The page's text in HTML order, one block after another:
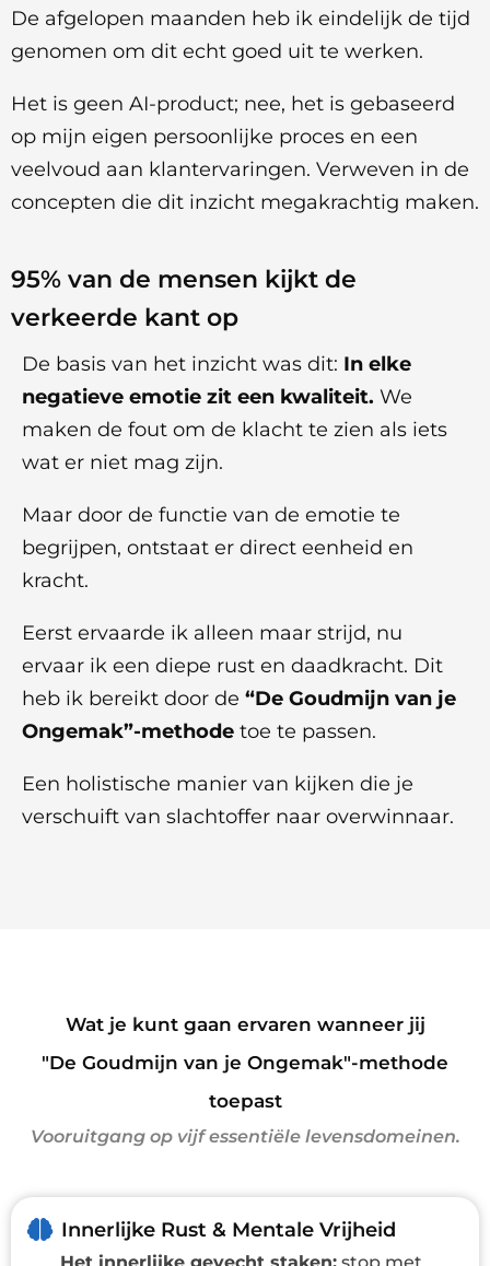
De afgelopen maanden heb ik eindelijk de tijd
genomen om dit echt goed uit te werken.
Het is geen AI-product; nee, het is gebaseerd
op mijn eigen persoonlijke proces en een
veelvoud aan klantervaringen. Verweven in de
concepten die dit inzicht megakrachtig maken.
95% van de mensen kijkt de
verkeerde kant op
De basis van het inzicht was dit: In elke
negatieve emotie zit een kwaliteit. We
maken de fout om de klacht te zien als iets
wat er niet mag zijn.
Maar door de functie van de emotie te
begrijpen, ontstaat er direct eenheid en
kracht.
Eerst ervaarde ik alleen maar strijd, nu
ervaar ik een diepe rust en daadkracht. Dit
heb ik bereikt door de “De Goudmijn van je
Ongemak”-methode toe te passen.
Een holistische manier van kijken die je
verschuift van slachtoffer naar overwinnaar.
Wat je kunt gaan ervaren wanneer jij
"De Goudmijn van je Ongemak"-methode
toepast
Vooruitgang op vijf essentiële levensdomeinen.
Innerlijke Rust & Mentale Vrijheid
Het innerlijke gevecht staken: stop met